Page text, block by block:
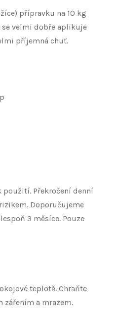
přípravku na 10 kg
velmi dobře aplikuje
příjemná chuť.
použití. Překročení denní
Doporučujeme
3 měsíce. Pouze
teplotě. Chraňte
a mrazem.